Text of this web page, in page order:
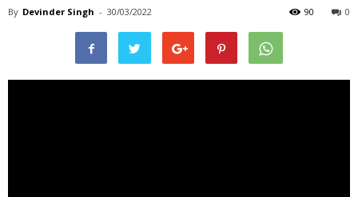
By Devinder Singh - 30/03/2022 0
90